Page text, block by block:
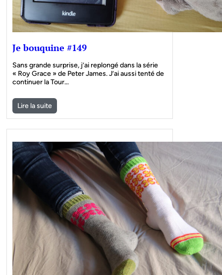
Je bouquine #149
Sans grande surprise, j’ai replongé dans la série
« Roy Grace » de Peter James. J’ai aussi tenté de
continuer la Tour…
Lire la suite